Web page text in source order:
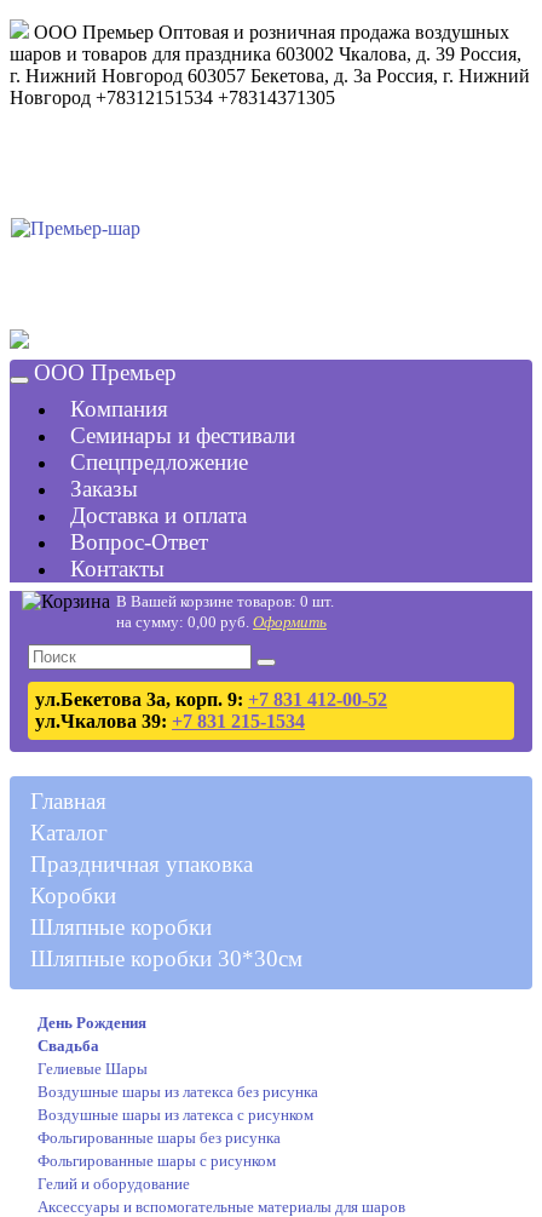
ООО Премьер Оптовая и розничная продажа воздушных
шаров и товаров для праздника 603002 Чкалова, д. 39 Россия,
г. Нижний Новгород 603057 Бекетова, д. 3а Россия, г. Нижний
Новгород +78312151534 +78314371305
ООО Премьер
Компания
Семинары и фестивали
Спецпредложение
Заказы
Доставка и оплата
Вопрос-Ответ
Контакты
В Вашей корзине товаров: 0 шт.
на сумму: 0,00 руб. Оформить
ул.Бекетова 3а, корп. 9: +7 831 412-00-52
ул.Чкалова 39: +7 831 215-1534
Главная
Каталог
Праздничная упаковка
Коробки
Шляпные коробки
Шляпные коробки 30*30см
День Рождения
Свадьба
Гелиевые Шары
Воздушные шары из латекса без рисунка
Воздушные шары из латекса с рисунком
Фольгированные шары без рисунка
Фольгированные шары с рисунком
Гелий и оборудование
Аксессуары и вспомогательные материалы для шаров